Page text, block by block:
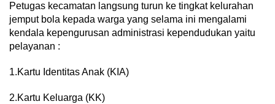
Petugas kecamatan langsung turun ke tingkat kelurahan
jemput bola kepada warga yang selama ini mengalami
kendala kepengurusan administrasi kependudukan yaitu
pelayanan :
1.Kartu Identitas Anak (KIA)
2.Kartu Keluarga (KK)